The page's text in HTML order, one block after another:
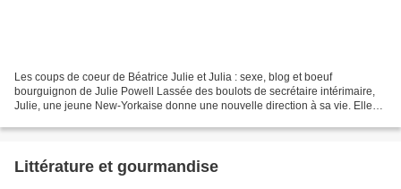
Les coups de coeur de Béatrice Julie et Julia : sexe, blog et boeuf
bourguignon de Julie Powell Lassée des boulots de secrétaire intérimaire,
Julie, une jeune New-Yorkaise donne une nouvelle direction à sa vie. Elle
Littérature et gourmandise